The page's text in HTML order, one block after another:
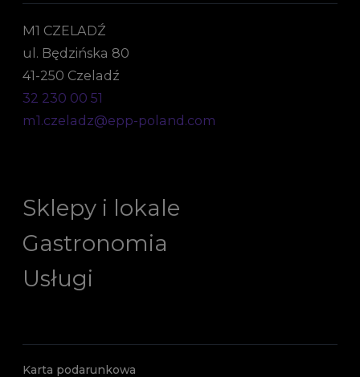
M1 CZELADŹ
ul. Będzińska 80
41-250 Czeladź
32 230 00 51
m1.czeladz@epp-poland.com
Sklepy i lokale
Gastronomia
Usługi
Karta podarunkowa